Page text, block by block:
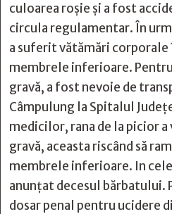
culoarea roșie și a fost
circula regulamentar. În
a suferit vătămări corporale
membrele inferioare.
gravă, a fost nevoie de
Câmpulung la Spitalul
medicilor, rana de la picior
gravă, aceasta riscând să
membrele inferioare. In
anunțat decesul bărbatului.
dosar penal pentru ucidere